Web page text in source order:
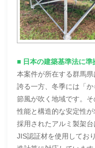
■ 日本の建築基準法に準
本案件が所在する群馬
誇る一方、冬季には「
節風が吹く地域です。
性能と構造的な安定性が
採用されたアルミ製架
JIS認証材を使用してお